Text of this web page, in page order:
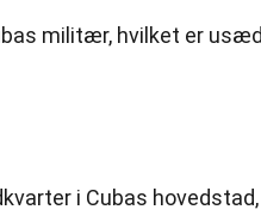
militær, hvilket er
i Cubas